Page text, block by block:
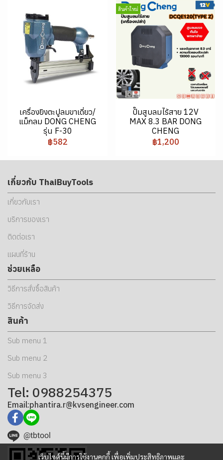
เครื่องยิงตะปูลมขาเดี่ยว/
แม็กลม DONG CHENG
รุ่น F-30
฿582
สินค้าใหม่
ปั๊มสูบลมไร้สาย 12V
MAX 8.3 BAR DONG
CHENG
฿1,200
เว็บไซต์นี้มีการใช้งานคุกกี้ เพื่อเพิ่มประสิทธิภาพและ
เกี่ยวกับ ThaiBuyTools
เกี่ยวกับเรา
บริการของเรา
ติดต่อเรา
แผนที่ร้าน
ช่วยเหลือ
วิธีการสั่งซื้อสินค้า
วิธีการจัดส่ง
สินค้า
Sub menu 1
Sub menu 2
Sub menu 3
Tel: 0988254375
Email:phantira.r@kvsengineer.com
@tbtool